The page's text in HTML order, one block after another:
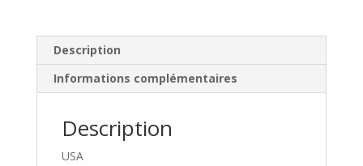
Description
Informations complémentaires
Description
USA